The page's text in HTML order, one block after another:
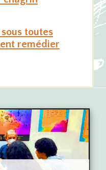
toutes
remédier